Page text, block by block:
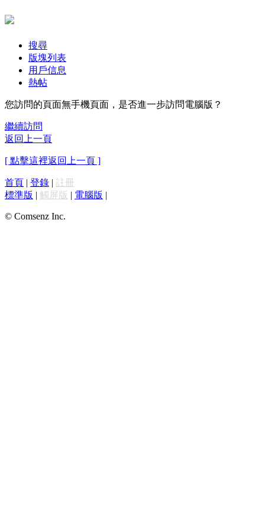
搜尋
版塊列表
用戶信息
熱帖
您訪問的頁面無手機頁面，是否進一步訪問電腦版？
繼續訪問
返回上一頁
[ 點擊這裡返回上一頁 ]
首頁 | 登錄 | 註冊
標準版 | 觸屏版 | 電腦版 |
© Comsenz Inc.